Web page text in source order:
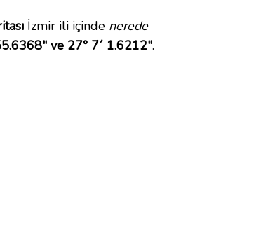
İzmir ili içinde nerede
ve 27° 7´ 1.6212".